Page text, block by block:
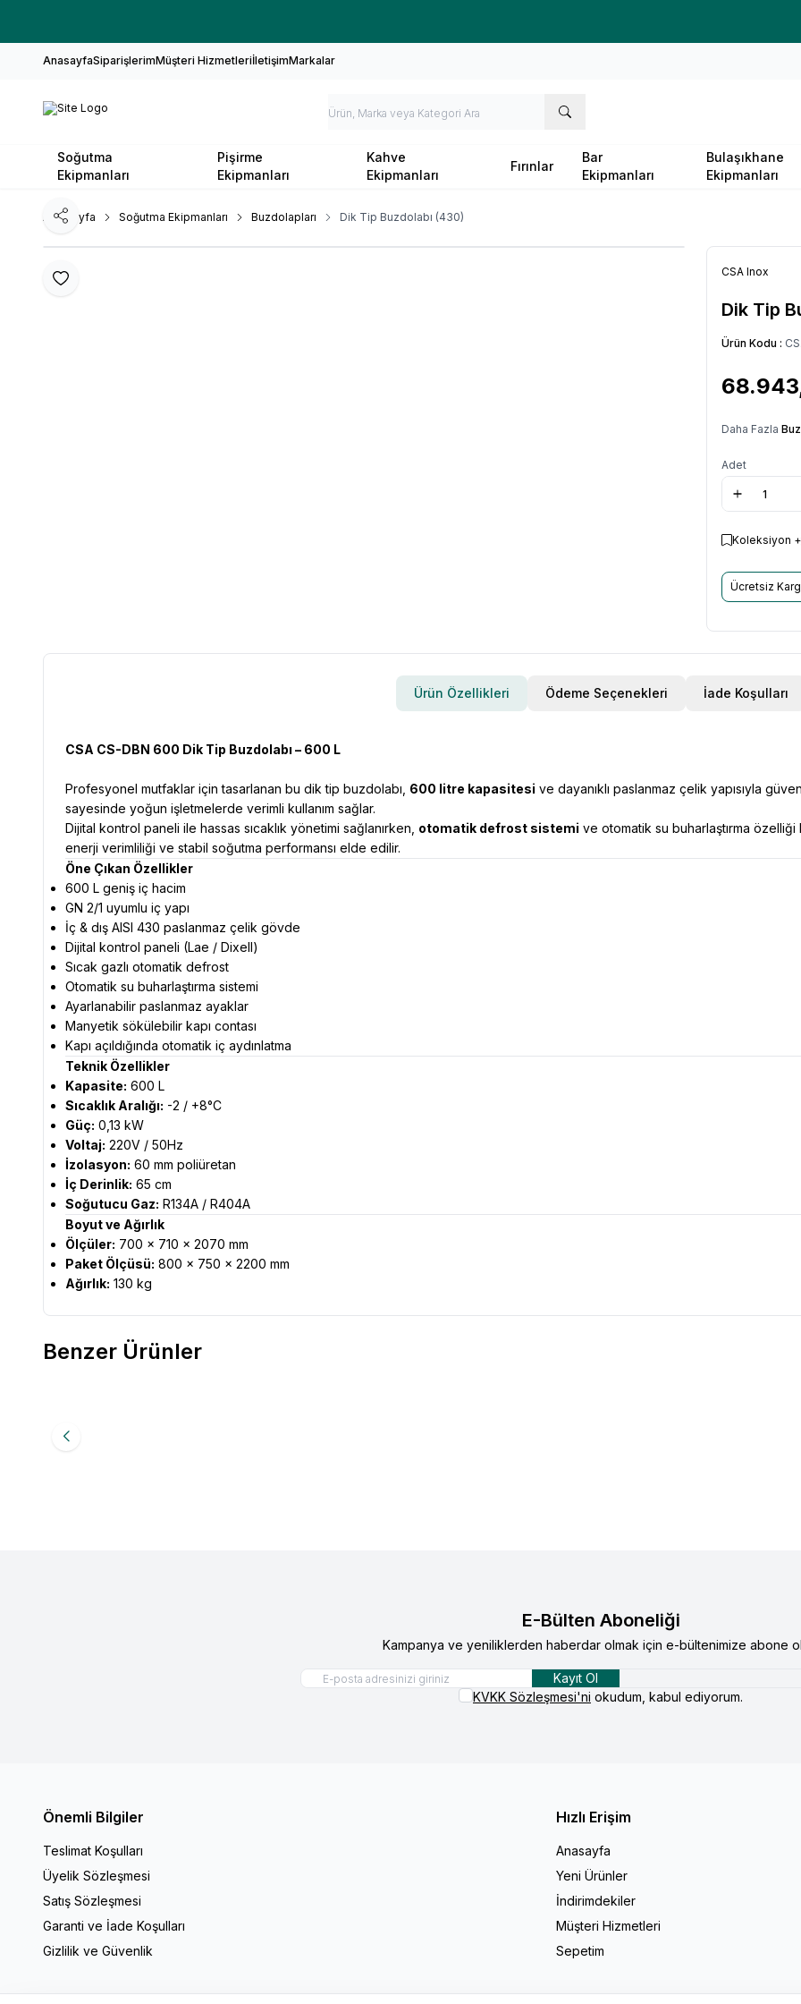
AnasayfaSiparişlerimMüşteri HizmetleriİletişimMarkalar
Soğutma
Ekipmanları
Pişirme
Ekipmanları
Kahve
Ekipmanları
Fırınlar
Bar
Ekipmanları
Bulaşıkhane
Ekipmanları
Ana Sayfa Soğutma Ekipmanları Buzdolapları Dik Tip Buzdolabı (430)
Favoriye Ekle
Paylaş
CSA Inox
Dik Tip
Ürün Kodu :
Daha Fazla
Adet
Koleksiyon +
Ücretsiz
Ürün Özellikleri Ödeme Seçenekleri İade Koşulları
CSA CS-DBN 600 Dik Tip Buzdolabı – 600 L
Profesyonel mutfaklar için tasarlanan bu dik tip buzdolabı, 600 litre kapasitesi ve dayanıklı paslanmaz çelik yapısıyla
sayesinde yoğun işletmelerde verimli kullanım sağlar.
Dijital kontrol paneli ile hassas sıcaklık yönetimi sağlanırken, otomatik defrost sistemi ve otomatik su buharlaştırma özelliği
enerji verimliliği ve stabil soğutma performansı elde edilir.
Öne Çıkan Özellikler
600 L geniş iç hacim
GN 2/1 uyumlu iç yapı
İç & dış AISI 430 paslanmaz çelik gövde
Dijital kontrol paneli (Lae / Dixell)
Sıcak gazlı otomatik defrost
Otomatik su buharlaştırma sistemi
Ayarlanabilir paslanmaz ayaklar
Manyetik sökülebilir kapı contası
Kapı açıldığında otomatik iç aydınlatma
Teknik Özellikler
Kapasite: 600 L
Sıcaklık Aralığı: -2 / +8°C
Güç: 0,13 kW
Voltaj: 220V / 50Hz
İzolasyon: 60 mm poliüretan
İç Derinlik: 65 cm
Soğutucu Gaz: R134A / R404A
Boyut ve Ağırlık
Ölçüler: 700 × 710 × 2070 mm
Paket Ölçüsü: 800 × 750 × 2200 mm
Ağırlık: 130 kg
Benzer Ürünler
85.522,01
E-Bülten Aboneliği
Kampanya ve yeniliklerden haberdar olmak için e-bültenimize abone
Kayıt Ol
KVKK Sözleşmesi'ni okudum, kabul ediyorum.
Önemli Bilgiler
Teslimat Koşulları
Üyelik Sözleşmesi
Satış Sözleşmesi
Garanti ve İade Koşulları
Gizlilik ve Güvenlik
Hızlı Erişim
Anasayfa
Yeni Ürünler
İndirimdekiler
Müşteri Hizmetleri
Sepetim